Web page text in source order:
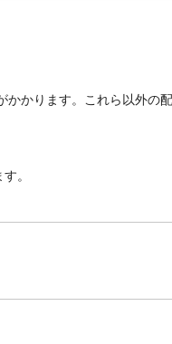
かります。これら以外の
。